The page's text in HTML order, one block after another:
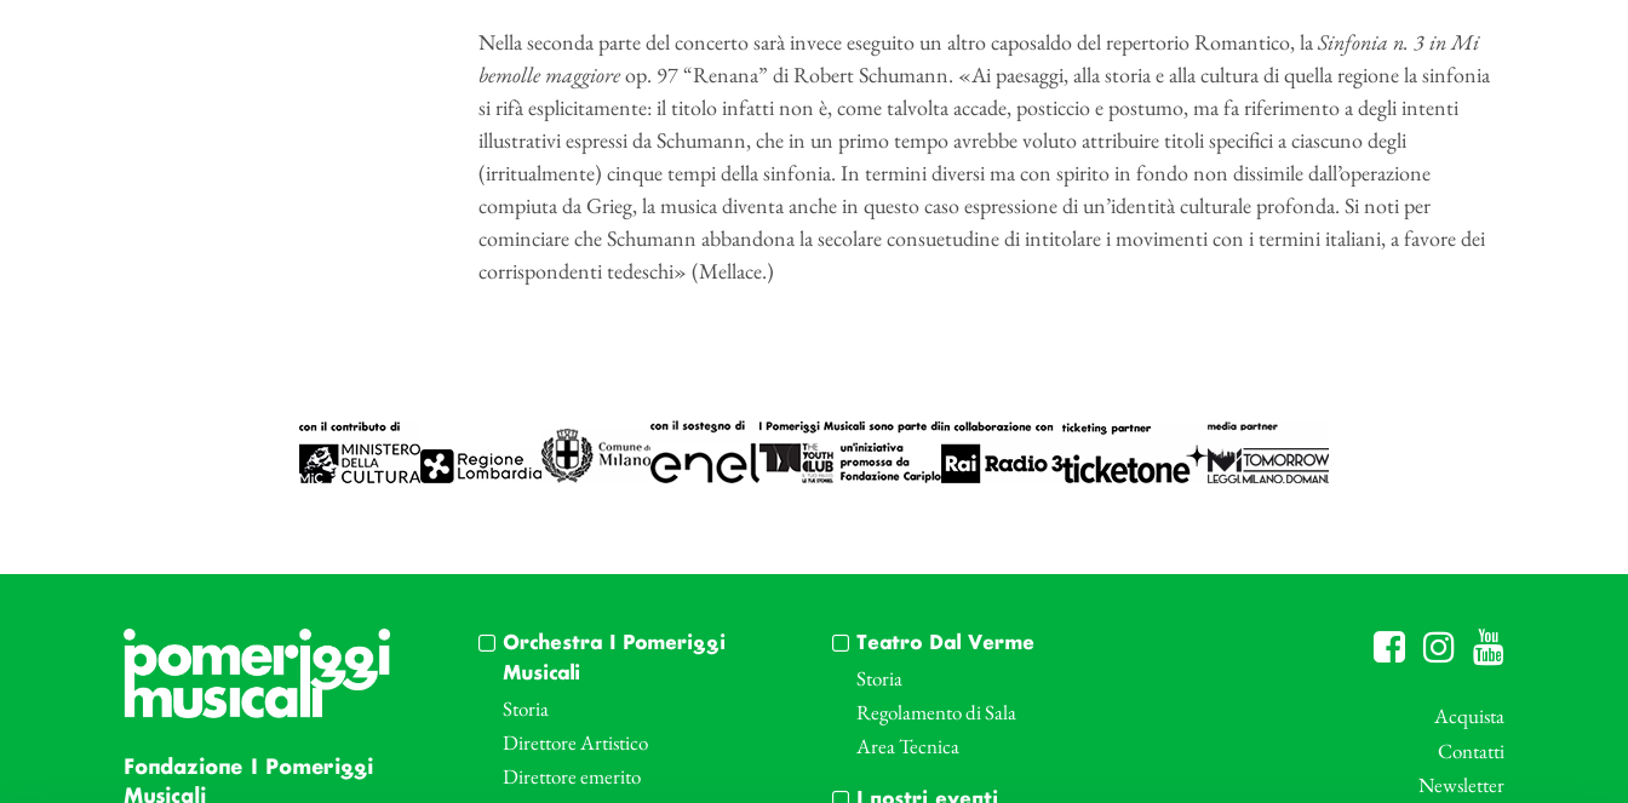
Nella seconda parte del concerto sarà invece eseguito un altro caposaldo del repertorio Romantico, laSinfonia n. 3 in Mi
bemolle maggioreop. 97 “Renana” di Robert Schumann. «Ai paesaggi, alla storia e alla cultura di quella regione la sinfonia
si rifà esplicitamente: il titolo infatti non è, come talvolta accade, posticcio e postumo, ma fa riferimento a degli intenti
illustrativi espressi da Schumann, che in un primo tempo avrebbe voluto attribuire titoli specifici a ciascuno degli
(irritualmente) cinque tempi della sinfonia. In termini diversi ma con spirito in fondo non dissimile dall’operazione
compiuta da Grieg, la musica diventa anche in questo caso espressione di un’identità culturale profonda. Si noti per
cominciare che Schumann abbandona la secolare consuetudine di intitolare i movimenti con i termini italiani, a favore dei
corrispondenti tedeschi» (Mellace.)
Fondazione I Pomeriggi
Orchestra I Pomeriggi
Musicali
Storia
Direttore Artistico
Direttore emerito
Teatro Dal Verme
Storia
Regolamento di Sala
Area Tecnica
Acquista
Contatti
Newsletter